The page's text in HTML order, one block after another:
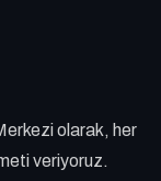
olarak, her
veriyoruz.